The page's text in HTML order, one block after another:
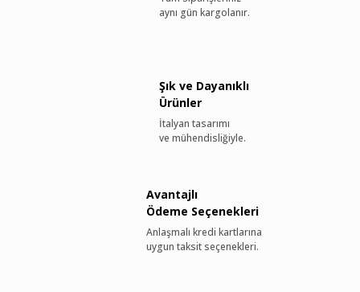
aynı gün kargolanır.
Şık ve Dayanıklı
Ürünler
İtalyan tasarımı
ve mühendisliğiyle.
Avantajlı
Ödeme Seçenekleri
Anlaşmalı kredi kartlarına
uygun taksit seçenekleri.